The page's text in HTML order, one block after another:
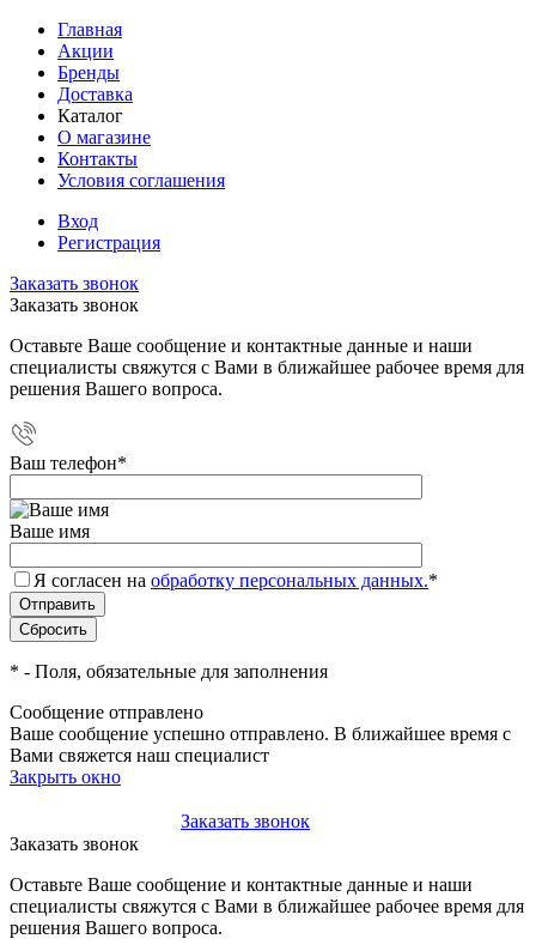
Главная
Акции
Бренды
Доставка
Каталог
О магазине
Контакты
Условия соглашения
Вход
Регистрация
Заказать звонок
Заказать звонок
Оставьте Ваше сообщение и контактные данные и наши
специалисты свяжутся с Вами в ближайшее рабочее время для
решения Вашего вопроса.
Ваш телефон*
Ваше имя
Я согласен на обработку персональных данных.*
* - Поля, обязательные для заполнения
Сообщение отправлено
Ваше сообщение успешно отправлено. В ближайшее время с
Вами свяжется наш специалист
Закрыть окно
Заказать звонок
Заказать звонок
Оставьте Ваше сообщение и контактные данные и наши
специалисты свяжутся с Вами в ближайшее рабочее время для
решения Вашего вопроса.